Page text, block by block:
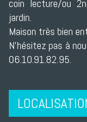
coin lecture/ou
jardin.
Maison très bien
N'hésitez pas à
06.10.91.82.95.